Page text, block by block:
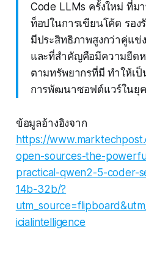
Code LLMs ครั้งใหม่ ที่ม
ท็อปในการเขียนโค้ด รอ
มีประสิทธิภาพสูงกว่าคู่แข่
และที่สำคัญคือมีความยืด
ตามทรัพยากรที่มี ทำให้เ
การพัฒนาซอฟต์แวร์ในยุ
ข้อมูลอ้างอิงจาก
https://
open-sources-the-
practical-qwen2-5-coder-
14b-32b/?
icialintelligence